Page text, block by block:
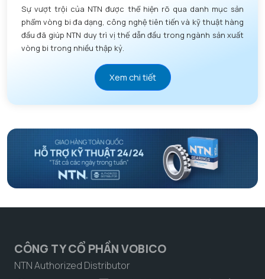
Sự vượt trội của NTN được thể hiện rõ qua danh mục sản
phẩm vòng bi đa dạng, công nghệ tiên tiến và kỹ thuật hàng
đầu đã giúp NTN duy trì vị thế dẫn đầu trong ngành sản xuất
vòng bi trong nhiều thập kỷ.
Xem chi tiết
CÔNG TY CỔ PHẦN VOBICO
NTN Authorized Distributor